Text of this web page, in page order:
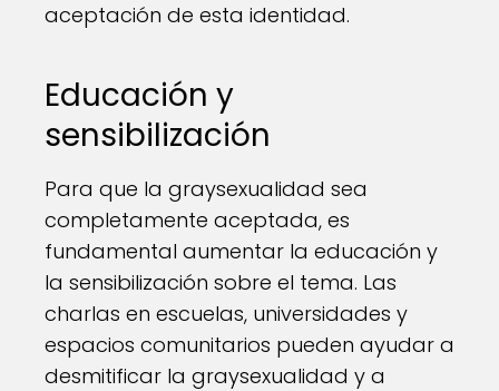
aceptación de esta identidad.
Educación y
sensibilización
Para que la graysexualidad sea
completamente aceptada, es
fundamental aumentar la educación y
la sensibilización sobre el tema. Las
charlas en escuelas, universidades y
espacios comunitarios pueden ayudar a
desmitificar la graysexualidad y a